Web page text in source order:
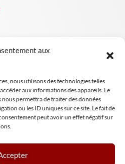
aux
nous utilisons des technologies telles
aux informations des appareils. Le
permettra de traiter des données
ou les ID uniques sur ce site. Le fait de
peut avoir un effet négatif sur